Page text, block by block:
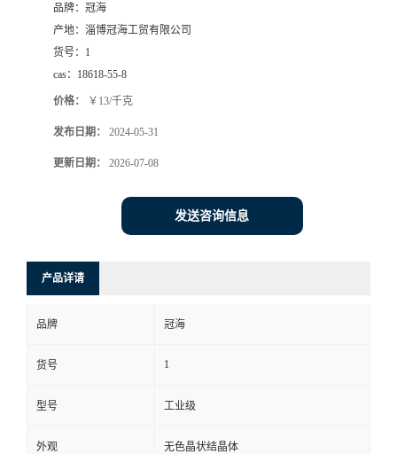
品牌： 冠海
产地： 淄博冠海工贸有限公司
货号： 1
cas： 18618-55-8
价格： ￥13/千克
发布日期： 2024-05-31
更新日期： 2026-07-08
发送咨询信息
产品详请
品牌 冠海
货号 1
型号 工业级
外观 无色晶状结晶体